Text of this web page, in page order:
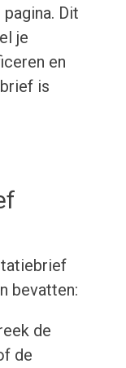
Dit
je
en
is
bevatten:
de
de